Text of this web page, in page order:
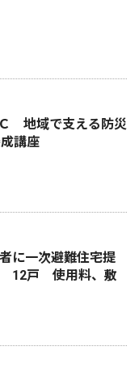
地域で支える防災
講座
に一次避難住宅提
12戸 使用料、敷